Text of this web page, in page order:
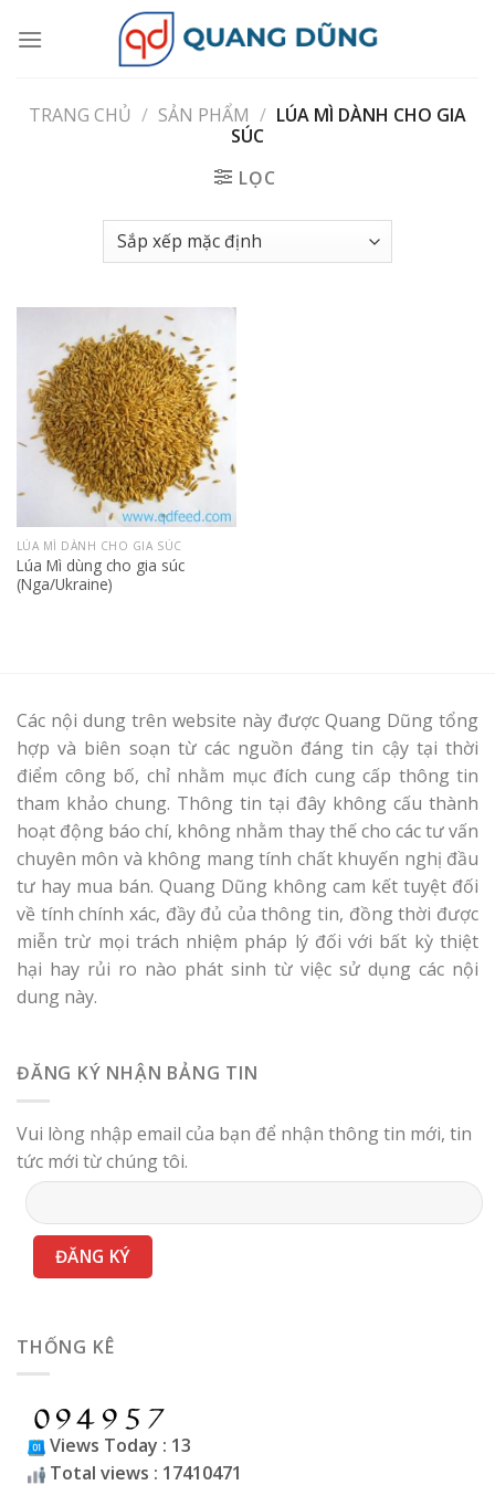
TRANG CHỦ / SẢN PHẨM / LÚA MÌ DÀNH CHO GIA
SÚC
LỌC
LÚA MÌ DÀNH CHO GIA SÚC
Lúa Mì dùng cho gia súc
(Nga/Ukraine)
Các nội dung trên website này được Quang Dũng tổng
hợp và biên soạn từ các nguồn đáng tin cậy tại thời
điểm công bố, chỉ nhằm mục đích cung cấp thông tin
tham khảo chung. Thông tin tại đây không cấu thành
hoạt động báo chí, không nhằm thay thế cho các tư vấn
chuyên môn và không mang tính chất khuyến nghị đầu
tư hay mua bán. Quang Dũng không cam kết tuyệt đối
về tính chính xác, đầy đủ của thông tin, đồng thời được
miễn trừ mọi trách nhiệm pháp lý đối với bất kỳ thiệt
hại hay rủi ro nào phát sinh từ việc sử dụng các nội
dung này.
ĐĂNG KÝ NHẬN BẢNG TIN
Vui lòng nhập email của bạn để nhận thông tin mới, tin
tức mới từ chúng tôi.
THỐNG KÊ
Views Today : 13
Total views : 17410471